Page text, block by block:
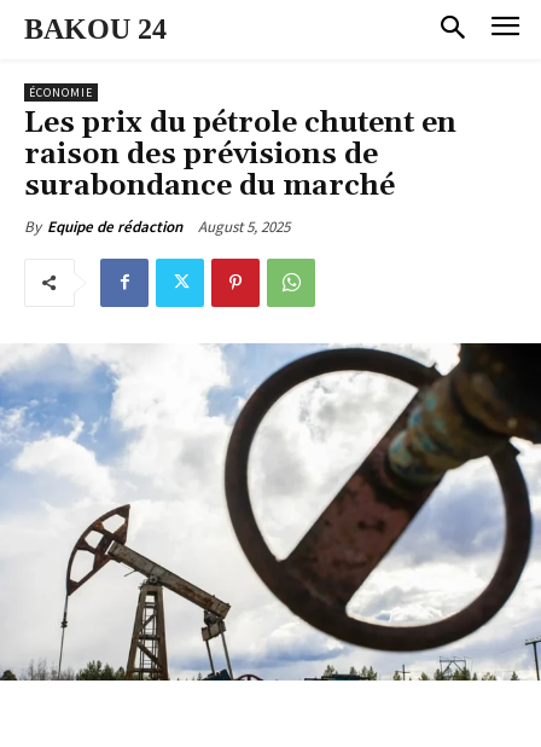
BAKOU 24
ÉCONOMIE
Les prix du pétrole chutent en
raison des prévisions de
surabondance du marché
By Equipe de rédaction August 5, 2025